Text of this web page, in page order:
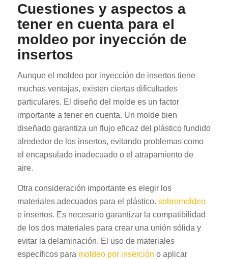
Cuestiones y aspectos a
tener en cuenta para el
moldeo por inyección de
insertos
Aunque el moldeo por inyección de insertos tiene
muchas ventajas, existen ciertas dificultades
particulares. El diseño del molde es un factor
importante a tener en cuenta. Un molde bien
diseñado garantiza un flujo eficaz del plástico fundido
alrededor de los insertos, evitando problemas como
el encapsulado inadecuado o el atrapamiento de
aire.
Otra consideración importante es elegir los
materiales adecuados para el plástico. sobremoldeo
e insertos. Es necesario garantizar la compatibilidad
de los dos materiales para crear una unión sólida y
evitar la delaminación. El uso de materiales
específicos para moldeo por inserción o aplicar